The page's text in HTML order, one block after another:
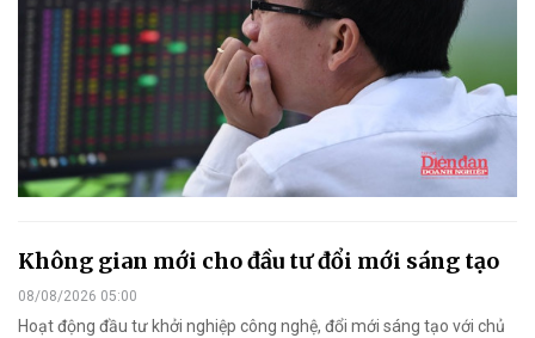
Không gian mới cho đầu tư đổi mới sáng tạo
08/08/2026 05:00
Hoạt động đầu tư khởi nghiệp công nghệ, đổi mới sáng tạo với chủ